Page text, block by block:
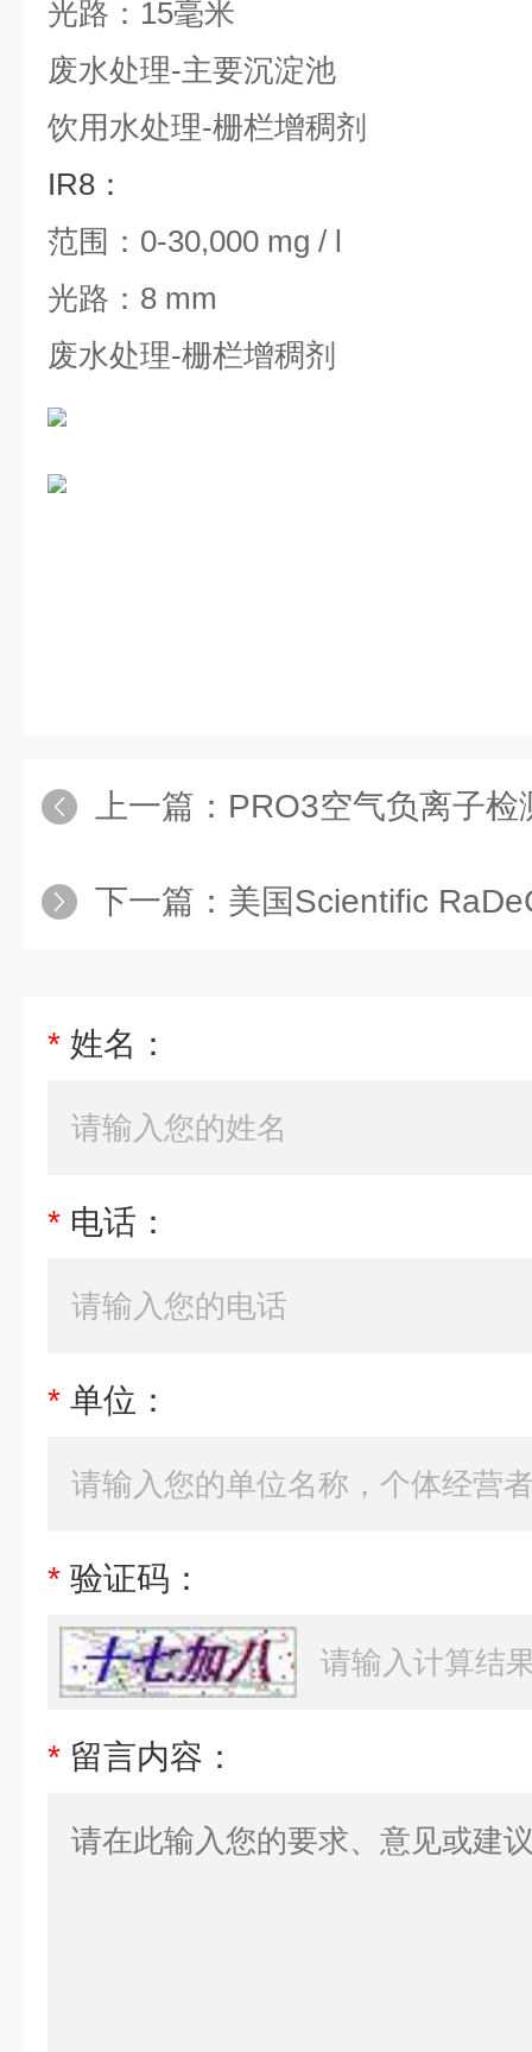
光路：15毫米
废水处理-主要沉淀池
饮用水处理-栅栏增稠剂
IR8：
范围：0-30,000 mg / l
光路：8 mm
废水处理-栅栏增稠剂
上一篇： PRO3空气负离子检
下一篇： 美国Scientific
* 姓名：
* 电话：
* 单位：
* 验证码：
* 留言内容：